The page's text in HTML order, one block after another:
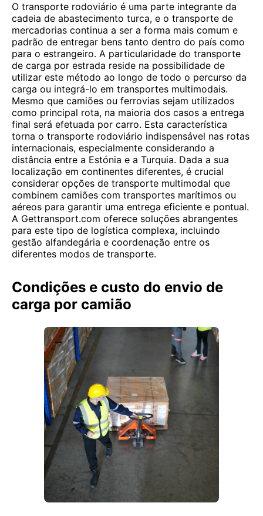
O transporte rodoviário é uma parte integrante da
cadeia de abastecimento turca, e o transporte de
mercadorias continua a ser a forma mais comum e
padrão de entregar bens tanto dentro do país como
para o estrangeiro. A particularidade do transporte
de carga por estrada reside na possibilidade de
utilizar este método ao longo de todo o percurso da
carga ou integrá-lo em transportes multimodais.
Mesmo que camiões ou ferrovias sejam utilizados
como principal rota, na maioria dos casos a entrega
final será efetuada por carro. Esta característica
torna o transporte rodoviário indispensável nas rotas
internacionais, especialmente considerando a
distância entre a Estónia e a Turquia. Dada a sua
localização em continentes diferentes, é crucial
considerar opções de transporte multimodal que
combinem camiões com transportes marítimos ou
aéreos para garantir uma entrega eficiente e pontual.
A Gettransport.com oferece soluções abrangentes
para este tipo de logística complexa, incluindo
gestão alfandegária e coordenação entre os
diferentes modos de transporte.
Condições e custo do envio de
carga por camião